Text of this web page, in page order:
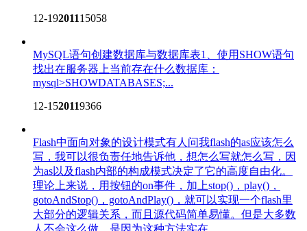
12-19201115058
MySQL语句创建数据库与数据库表1、使用SHOW语句
找出在服务器上当前存在什么数据库：
mysql>SHOWDATABASES;...
12-1520119366
Flash中面向对象的设计模式有人问我flash的as应该怎么
写，我可以很负责任地告诉他，想怎么写就怎么写，因
为as以及flash内部的构成模式决定了它的高度自由化。
理论上来说，用按钮的on事件，加上stop()，play()，
gotoAndStop()，gotoAndPlay()，就可以实现一个flash里
大部分的逻辑关系，而且源代码简单易懂。但是大多数
人不会这么做，是因为这种方法实在...